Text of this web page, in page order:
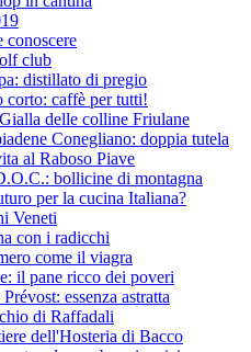
conoscere
club
distillato di pregio
corto: caffè per tutti!
delle colline Friulane
Conegliano: doppia tutela
al Raboso Piave
bollicine di montagna
per la cucina Italiana?
Veneti
con i radicchi
come il viagra
il pane ricco dei poveri
essenza astratta
di Raffadali
dell'Hosteria di Bacco